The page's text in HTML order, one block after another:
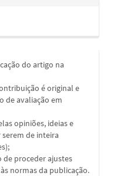
do artigo na
é original e
de avaliação em
opiniões, ideias e
de inteira
de proceder ajustes
normas da publicação.